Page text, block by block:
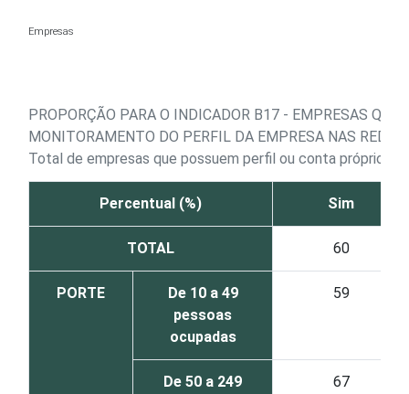
Empresas
PROPORÇÃO PARA O INDICADOR B17 - EMPRESAS QUE
MONITORAMENTO DO PERFIL DA EMPRESA NAS
Total de empresas que possuem perfil ou conta próprios
Percentual (%) Sim
TOTAL 60
PORTE
De 10 a 49
pessoas
ocupadas
59
De 50 a 249
67